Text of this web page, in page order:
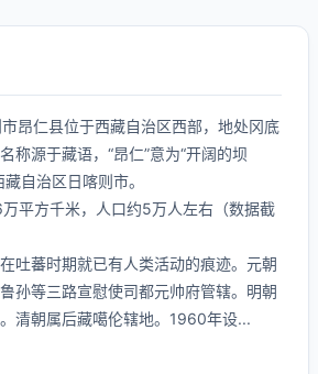
昂仁县位于西藏自治区西部，地处冈底
称源于藏语，“昂仁”意为“开阔的坝
自治区日喀则市。
平方千米，人口约5万人左右（数据截
吐蕃时期就已有人类活动的痕迹。元朝
孙等三路宣慰使司都元帅府管辖。明朝
清朝属后藏噶伦辖地。1960年设...